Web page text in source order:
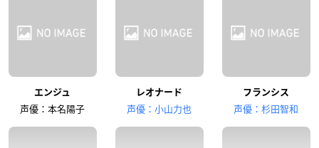
岩永哲哉
セイラン
森川智之
エルンスト
冬馬由美
メル
エンジュ
声優：本名陽子
レオナード
声優：小山力也
フランシス
声優：杉田智和